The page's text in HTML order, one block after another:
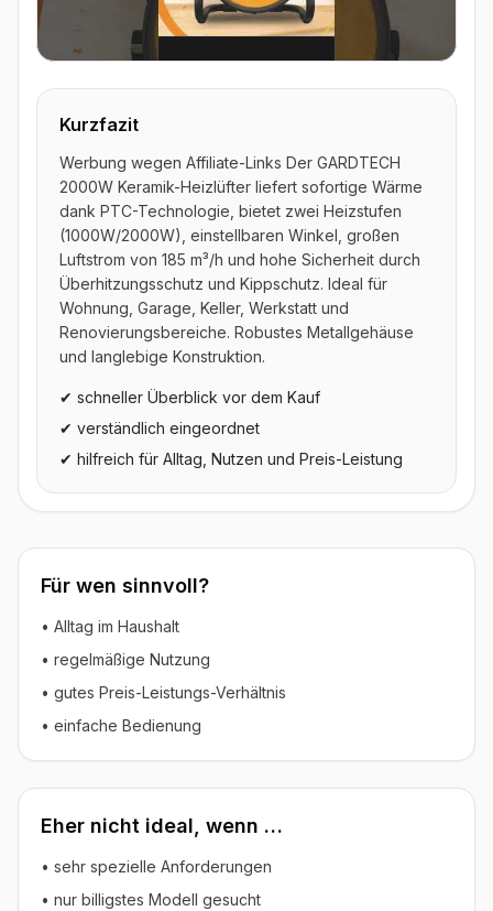
▶ Video ansehen
Kurzfazit
Werbung wegen Affiliate-Links Der GARDTECH
2000W Keramik-Heizlüfter liefert sofortige Wärme
dank PTC-Technologie, bietet zwei Heizstufen
(1000W/2000W), einstellbaren Winkel, großen
Luftstrom von 185 m³/h und hohe Sicherheit durch
Überhitzungsschutz und Kippschutz. Ideal für
Wohnung, Garage, Keller, Werkstatt und
Renovierungsbereiche. Robustes Metallgehäuse
und langlebige Konstruktion.
✔ schneller Überblick vor dem Kauf
✔ verständlich eingeordnet
✔ hilfreich für Alltag, Nutzen und Preis-Leistung
Für wen sinnvoll?
• Alltag im Haushalt
• regelmäßige Nutzung
• gutes Preis-Leistungs-Verhältnis
• einfache Bedienung
Eher nicht ideal, wenn …
• sehr spezielle Anforderungen
• nur billigstes Modell gesucht